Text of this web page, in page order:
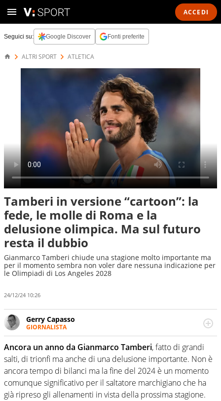
ACCEDI
Seguici su: Google Discover Fonti preferite
ALTRI SPORT ATLETICA
Tamberi in versione “cartoon”: la
fede, le molle di Roma e la
delusione olimpica. Ma sul futuro
resta il dubbio
Gianmarco Tamberi chiude una stagione molto importante ma
per il momento sembra non voler dare nessuna indicazione per
le Olimpiadi di Los Angeles 2028
24/12/24 10:26
Gerry Capasso
GIORNALISTA
Per lui gli sport americani non hanno segreti: basket,
football, baseball e la capacità innata di trovare la notizia
dove altri non vedono granché
Ancora un anno da Gianmarco Tamberi, fatto di grandi
salti, di trionfi ma anche di una delusione importante. Non è
ancora tempo di bilanci ma la fine del 2024 è un momento
comunque significativo per il saltatore marchigiano che ha
già ripreso gli allenamenti in vista della prossima stagione.